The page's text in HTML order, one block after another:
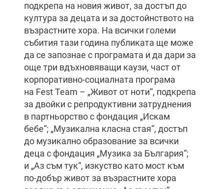
подкрепа на новия живот, за достъп до
култура за децата и за достойнството на
възрастните хора. На всички големи
събития тази година публиката ще може
да се запознае с програмата и да дари за
още три вдъхновяващи каузи, част от
корпоративно-социалната програма
на Fest Team – „Живот от ноти“, подкрепа
за двойки с репродуктивни затруднения
в партньорство с фондация „Искам
бебе“; „Музикална класна стая“, достъп
до музикално образование за всички
деца с фондация „Музика за България“;
и „Аз съм тук“, изкуство като мост към
по-добър живот за възрастните хора